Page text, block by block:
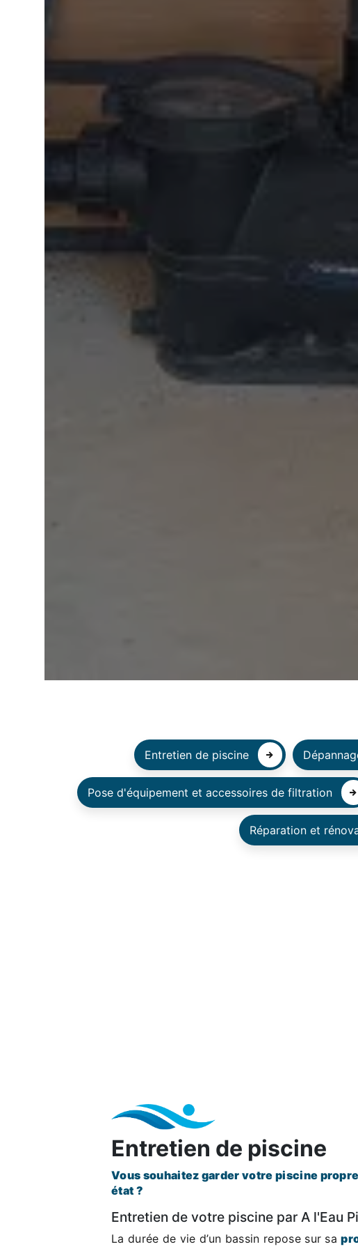
Entretien de piscine
Pose d'équipement et accessoires de filtration
Réparation et
Entretien de piscine
Vous souhaitez garder votre piscine
état ?
Entretien de votre piscine par A l'Eau
La durée de vie d’un bassin repose sur sa